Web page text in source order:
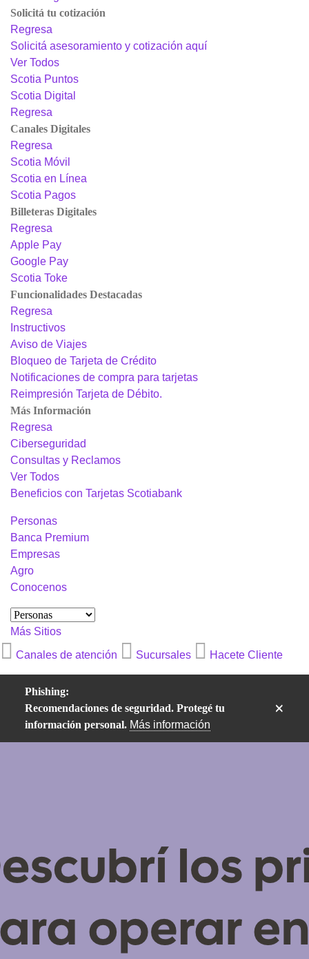
Solicitá tu cotización
Regresa
Solicitá asesoramiento y cotización aquí
Ver Todos
Scotia Puntos
Scotia Digital
Regresa
Canales Digitales
Regresa
Scotia Móvil
Scotia en Línea
Scotia Pagos
Billeteras Digitales
Regresa
Apple Pay
Google Pay
Scotia Toke
Funcionalidades Destacadas
Regresa
Instructivos
Aviso de Viajes
Bloqueo de Tarjeta de Crédito
Notificaciones de compra para tarjetas
Reimpresión Tarjeta de Débito.
Más Información
Regresa
Ciberseguridad
Consultas y Reclamos
Ver Todos
Beneficios con Tarjetas Scotiabank
Personas
Banca Premium
Empresas
Agro
Conocenos
Más Sitios
Canales de atención
Sucursales Hacete Cliente
Phishing:
Recomendaciones de seguridad. Protegé tu
información personal. Más información
×